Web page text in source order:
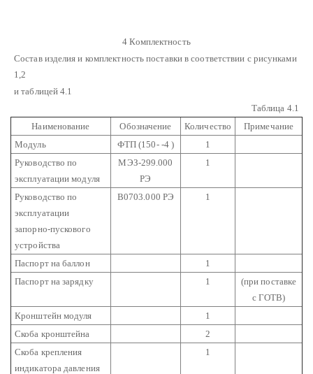
4 Комплектность
Состав изделия и комплектность поставки в соответствии с рисунками
1,2
и таблицей 4.1
Таблица 4.1
Наименование
Обозначение Количество
Примечание
Модуль
ФТП (150- -4 )
1
Руководство по
эксплуатации модуля
МЭЗ-299.000
РЭ
1
Руководство по
эксплуатации
запорно-пускового
устройства
В0703.000 РЭ 1
Паспорт на баллон
1
Паспорт на зарядку
1
(при поставке
с ГОТВ)
Кронштейн модуля
1
Скоба кронштейна
2
Скоба крепления
индикатора давления
1